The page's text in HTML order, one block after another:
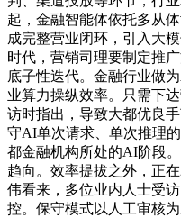
起，金融智能体依托多从
成完整营业闭环，引入大
时代，营销司理要制定推
底子性迭代。金融行业做
业算力操纵效率。只需下
访时指出，导致大都优良
守AI单次请求、单次推理
都金融机构所处的AI阶段
趋向。效率提拔之外，正
伟看来，多位业内人士受
控。保守模式以人工审核